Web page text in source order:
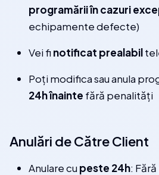
programării în cazuri
echipamente defecte)
Vei fi notificat prealabil
Poți modifica sau anula
24h înainte fără penalități
Anulări de Către Client
Anulare cu peste 24h: